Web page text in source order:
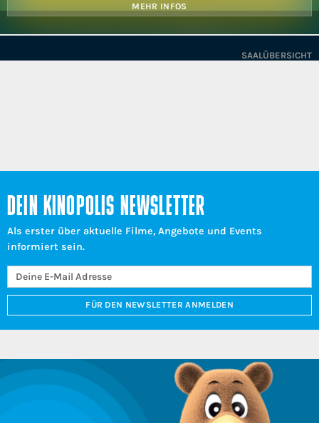
MEHR INFOS
SAALÜBERSICHT
DEIN KINOPOLIS NEWSLETTER
Als erster über aktuelle Filme, Angebote und Events
informiert sein.
FÜR DEN NEWSLETTER ANMELDEN